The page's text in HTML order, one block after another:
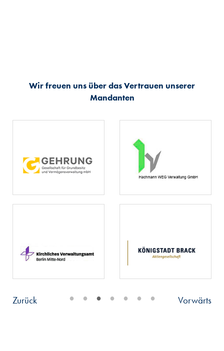
Wir freuen uns über das Vertrauen unserer
Mandanten
Zurück • • • • • • • Vorwärts